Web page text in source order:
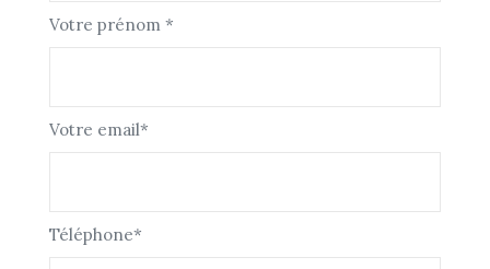
Votre prénom *
Votre email*
Téléphone*